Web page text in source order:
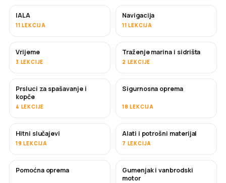
IALA
11 LEKCIJA
Navigacija
11 LEKCIJA
Vrijeme
3 LEKCIJE
Traženje marina i sidrišta
2 LEKCIJE
Prsluci za spašavanje i
kopče
4 LEKCIJE
Sigurnosna oprema
18 LEKCIJA
Hitni slučajevi
19 LEKCIJA
Alati i potrošni materijal
7 LEKCIJA
Pomoćna oprema
Gumenjak i vanbrodski
motor